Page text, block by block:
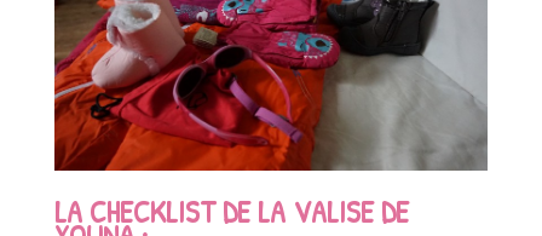
LA CHECKLIST DE LA VALISE DE